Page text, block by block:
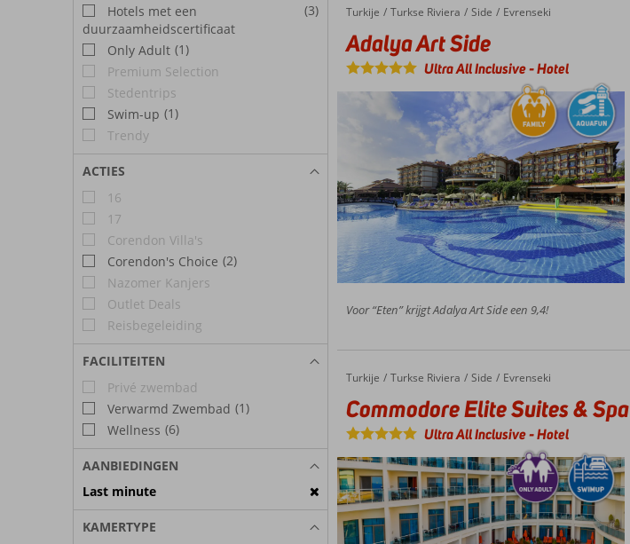
Hotels met een
duurzaamheidscertificaat
(3)
Only Adult (1)
Premium Selection
Stedentrips
Swim-up (1)
Trendy
ACTIES
16
17
Corendon Villa's
Corendon's Choice (2)
Nazomer Kanjers
Outlet Deals
Reisbegeleiding
FACILITEITEN
Privé zwembad
Verwarmd Zwembad (1)
Wellness (6)
AANBIEDINGEN
Last minute
KAMERTYPE
Home
Turkije Turkse Riviera Side Evrenseki
Adalya Art Side
Adalya Art Side
Ultra All Inclusive-Hotel
Voor “Eten” krijgt Adalya Art Side een 9,4!
Home
Turkije Turkse Riviera Side Evrenseki
Commodore Elite Suites & Spa
Commodore Elite Suites & Spa
Ultra All Inclusive-Hotel